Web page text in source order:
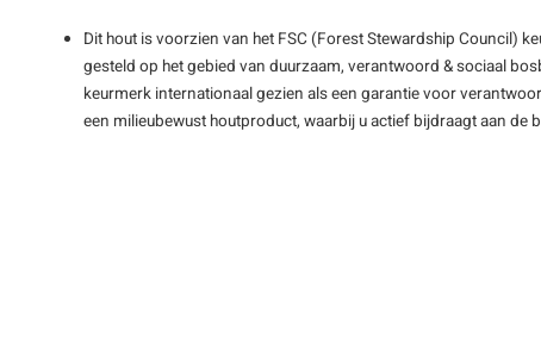
Dit hout is voorzien van het FSC (Forest Stewardship Council)
gesteld op het gebied van duurzaam, verantwoord & sociaal
keurmerk internationaal gezien als een garantie voor
een milieubewust houtproduct, waarbij u actief bijdraagt aan de